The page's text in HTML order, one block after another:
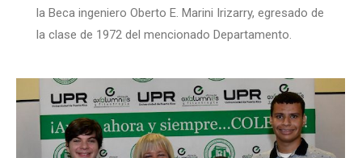
la Beca ingeniero Oberto E. Marini Irizarry, egresado de
la clase de 1972 del mencionado Departamento.